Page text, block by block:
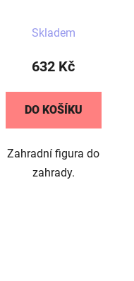
Skladem
632 Kč
DO KOŠÍKU
Zahradní figura do
zahrady.